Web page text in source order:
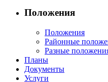
Положения
Положения
Районные
Разные
Планы
Документы
Услуги